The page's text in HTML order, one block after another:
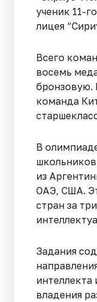
ученик 11-
лицея
Всего
восемь
бронзовую.
команда
В
школьников
из
ОАЭ, США.
стран за
Задания
интеллекта
владения